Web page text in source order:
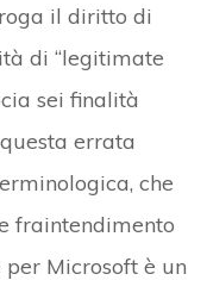
il diritto di
di “legitimate
sei finalità
errata
che
fraintendimento
Microsoft è un